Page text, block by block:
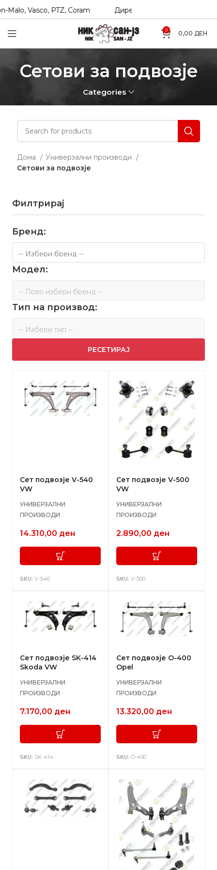
Vasco, PTZ, Coram Директни увозници на Hexol,
0 0,00 ДЕН
Сетови за подвозје
Categories
Дома
Универзални производи
Сетови за подвозје
Филтрирај
Бренд:
Модел:
Тип на производ:
РЕСЕТИРАЈ
Сет подвозје V-540
VW
УНИВЕРЗАЛНИ
ПРОИЗВОДИ
14.310,00 ден
SKU: V-540
Сет подвозје V-500
VW
УНИВЕРЗАЛНИ
ПРОИЗВОДИ
2.890,00 ден
SKU: V-500
Сет подвозје SK-414
Skoda VW
УНИВЕРЗАЛНИ
ПРОИЗВОДИ
7.170,00 ден
SKU: SK-414
Сет подвозје O-400
Opel
УНИВЕРЗАЛНИ
ПРОИЗВОДИ
13.320,00 ден
SKU: O-400